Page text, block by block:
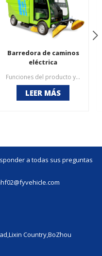
Barredora de caminos
eléctrica
Funciones del producto y puntos de sujeción 1, cabina completamente sellada, vidriosa y transparente en tres lados, buena vista de limpieza, apariencia perfectaCubo de basura estándar de 2240 l, fácil de reemplazar, no es necesario tirar basura en la estación de transferencia, ahorro de tiempo de ida y vuelta y mayor eficiencia de operación.3, cuatro cepillos laterales + funcionamiento del cepillo principal, limpieza más limpia, pulverización de agua frente al polvo, ventilador de succión de polvo después del polvo, evite la operación de polvo secundario.4, puede reemplazar la limpieza de automóviles de combustible grande, el costo de uso es del 10% del anterior, el efecto de limpieza es mejor.5, batería de litio opcional, además de aire acondicionado.
LEER MÁS
a todas sus preguntas
Country,BoZhou